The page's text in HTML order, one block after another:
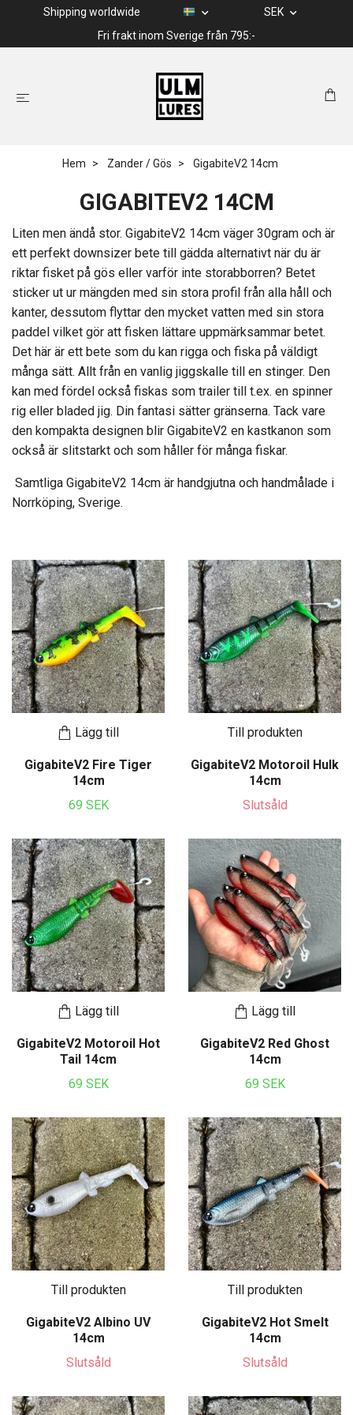
Shipping worldwide
SEK
Fri frakt inom Sverige från 795:-
Hem Zander / Gös GigabiteV2 14cm
GIGABITEV2 14CM
Liten men ändå stor. GigabiteV2 14cm väger 30gram och är
ett perfekt downsizer bete till gädda alternativt när du är
riktar fisket på gös eller varför inte storabborren? Betet
sticker ut ur mängden med sin stora profil från alla håll och
kanter, dessutom flyttar den mycket vatten med sin stora
paddel vilket gör att fisken lättare uppmärksammar betet.
Det här är ett bete som du kan rigga och fiska på väldigt
många sätt. Allt från en vanlig jiggskalle till en stinger. Den
kan med fördel också fiskas som trailer till t.ex. en spinner
rig eller bladed jig. Din fantasi sätter gränserna. Tack vare
den kompakta designen blir GigabiteV2 en kastkanon som
också är slitstarkt och som håller för många fiskar.
Samtliga GigabiteV2 14cm är handgjutna och handmålade i
Norrköping, Sverige.
Lägg till
GigabiteV2 Fire Tiger
14cm
69 SEK
Till produkten
GigabiteV2 Motoroil Hulk
14cm
Slutsåld
Lägg till
GigabiteV2 Motoroil Hot
Tail 14cm
69 SEK
Lägg till
GigabiteV2 Red Ghost
14cm
69 SEK
Till produkten
GigabiteV2 Albino UV
14cm
Slutsåld
Till produkten
GigabiteV2 Hot Smelt
14cm
Slutsåld